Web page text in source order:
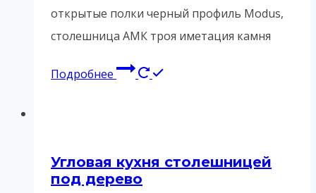
открытые полки черный профиль Modus,
столешница АМК троя иметация камня
Подробнее
Угловая кухня столешницей
под дерево